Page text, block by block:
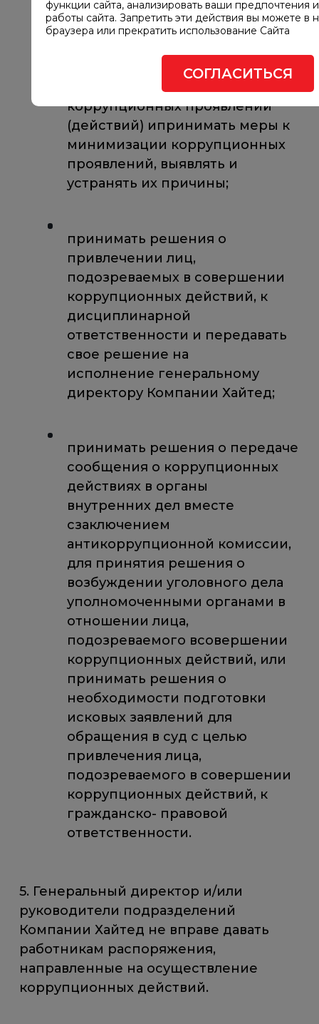
коррупционных проявлениях
(действиях);
проводить расследования
коррупционных проявлений
(действий) ипринимать меры к
минимизации коррупционных
проявлений, выявлять и
устранять их причины;
принимать решения о
привлечении лиц,
подозреваемых в совершении
коррупционных действий, к
дисциплинарной
ответственности и передавать
свое решение на
исполнение генеральному
директору Компании Хайтед;
принимать решения о передаче
сообщения о коррупционных
действиях в органы
внутренних дел вместе
сзаключением
антикоррупционной комиссии,
для принятия решения о
возбуждении уголовного дела
уполномоченными органами в
отношении лица,
подозреваемого всовершении
коррупционных действий, или
принимать решения о
необходимости подготовки
исковых заявлений для
обращения в суд с целью
привлечения лица,
подозреваемого в совершении
коррупционных действий, к
гражданско- правовой
ответственности.
5. Генеральный директор и/или
руководители подразделений
Компании Хайтед не вправе давать
работникам распоряжения,
направленные на осуществление
коррупционных действий.
функции сайта, анализировать ваши предпочтения
работы сайта. Запретить эти действия вы можете в
браузера или прекратить использование Сайта
СОГЛАСИТЬСЯ